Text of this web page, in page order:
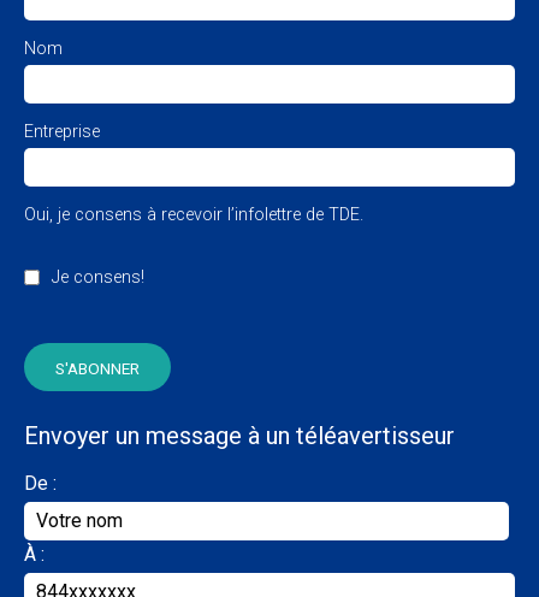
Nom
Entreprise
Oui, je consens à recevoir l’infolettre de TDE.
Je consens!
Envoyer un message à un téléavertisseur
De :
À :